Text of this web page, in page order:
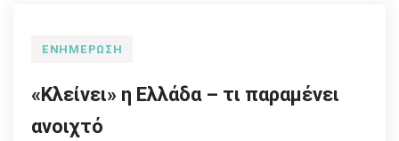
ΕΝΗΜΈΡΩΣΗ
«Κλείνει» η Ελλάδα – τι παραμένει
ανοιχτό